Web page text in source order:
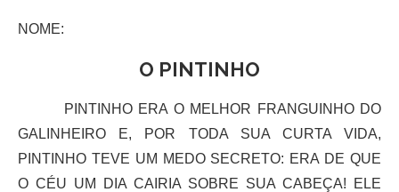
NOME:
O PINTINHO
PINTINHO ERA O MELHOR FRANGUINHO DO
GALINHEIRO E, POR TODA SUA CURTA VIDA,
PINTINHO TEVE UM MEDO SECRETO: ERA DE QUE
O CÉU UM DIA CAIRIA SOBRE SUA CABEÇA! ELE